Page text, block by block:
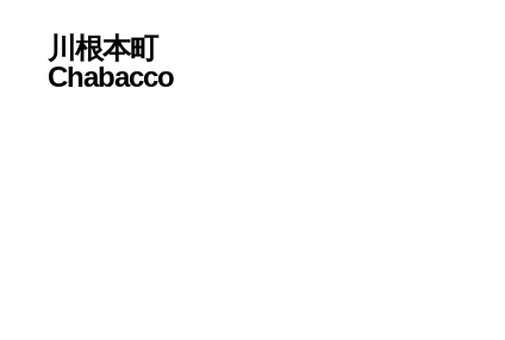
川根本町
Chabacco